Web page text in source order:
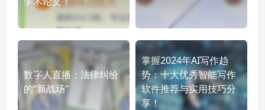
数字人直播：法律纠纷
的“新战场”
掌握2024年AI写作趋
势：十大优秀智能写作
软件推荐与实用技巧分
享！